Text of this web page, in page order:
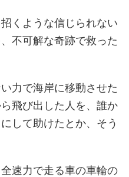
くような信じられない
不可解な奇跡で救った
力で海岸に移動させた
飛び出した人を、誰か
して助けたとか、そう
速力で走る車の車輪の